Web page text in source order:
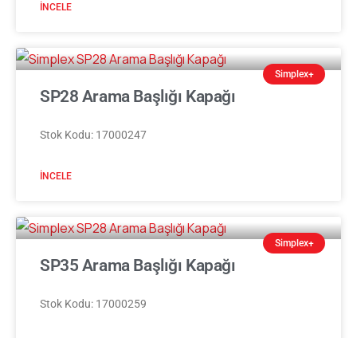
İNCELE
Simplex+
SP28 Arama Başlığı Kapağı
Stok Kodu: 17000247
İNCELE
Simplex+
SP35 Arama Başlığı Kapağı
Stok Kodu: 17000259